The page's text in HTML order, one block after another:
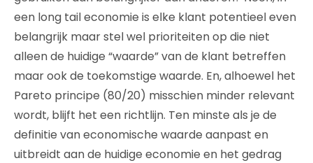
een long tail economie is elke klant potentieel even
belangrijk maar stel wel prioriteiten op die niet
alleen de huidige “waarde” van de klant betreffen
maar ook de toekomstige waarde. En, alhoewel het
Pareto principe (80/20) misschien minder relevant
wordt, blijft het een richtlijn. Ten minste als je de
definitie van economische waarde aanpast en
uitbreidt aan de huidige economie en het gedrag